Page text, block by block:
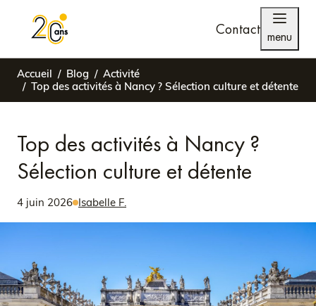
Contact menu
Accueil Blog
Activité
Top des activités à Nancy ? Sélection culture et détente
Top des activités à Nancy ?
Sélection culture et détente
4 juin 2026 Isabelle F.